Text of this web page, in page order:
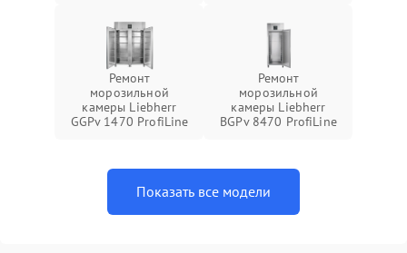
Ремонт
морозильной
камеры Liebherr
GGPv 1470 ProfiLine
Ремонт
морозильной
камеры Liebherr
BGPv 8470 ProfiLine
Показать все модели